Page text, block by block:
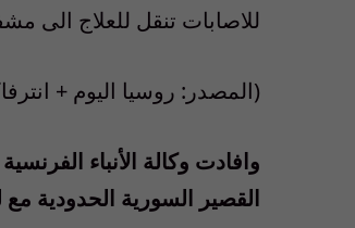
للاصابات تنقل للعلاج الى
(المصدر: روسيا اليوم +
وافادت وكالة الأنباء
القصير السورية الحدودية مع